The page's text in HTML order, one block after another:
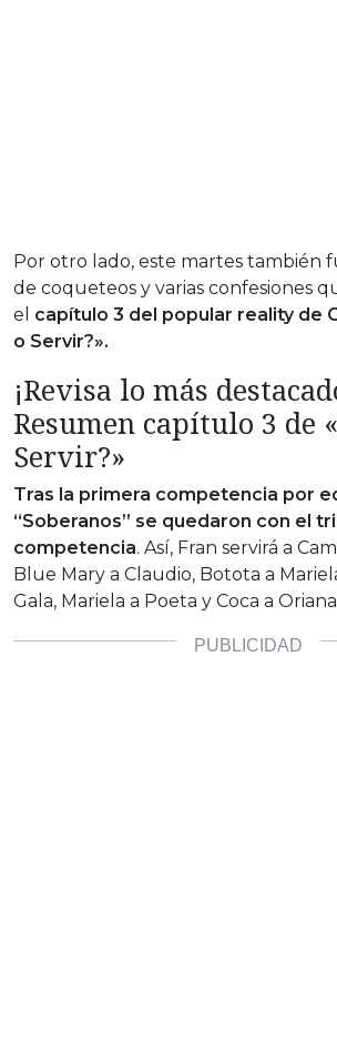
Por otro lado, este martes también
de coqueteos y varias confesiones
el capítulo 3 del popular reality de
o Servir?».
¡Revisa lo más
Resumen capítulo 3 de
Servir?»
Tras la primera competencia por
“Soberanos” se quedaron con el
competencia. Así, Fran servirá a
Blue Mary a Claudio, Botota a
Gala, Mariela a Poeta y Coca a